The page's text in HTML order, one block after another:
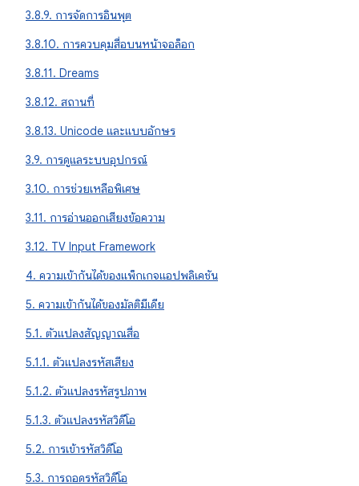
3.8.9. การจัดการอินพุต
3.8.10. การควบคุมสื่อบนหน้าจอล็อก
3.8.11. Dreams
3.8.12. สถานที่
3.8.13. Unicode และแบบอักษร
3.9. การดูแลระบบอุปกรณ์
3.10. การช่วยเหลือพิเศษ
3.11. การอ่านออกเสียงข้อความ
3.12. TV Input Framework
4. ความเข้ากันได้ของแพ็กเกจแอปพลิเคชัน
5. ความเข้ากันได้ของมัลติมีเดีย
5.1. ตัวแปลงสัญญาณสื่อ
5.1.1. ตัวแปลงรหัสเสียง
5.1.2. ตัวแปลงรหัสรูปภาพ
5.1.3. ตัวแปลงรหัสวิดีโอ
5.2. การเข้ารหัสวิดีโอ
5.3. การถอดรหัสวิดีโอ